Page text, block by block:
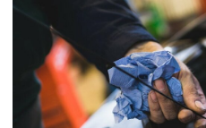
Porsche
Volkswagen
NORDCROSS (Lynk&Co)
Voyah